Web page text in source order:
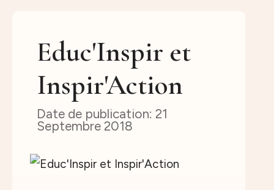
Educ'Inspir et
Inspir'Action
21
Septembre 2018